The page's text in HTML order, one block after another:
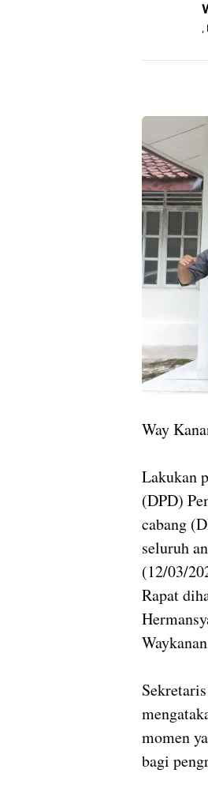
,
Way
Lakukan
(DPD)
cabang
seluruh
(12/03/
Rapat
momen
bagi